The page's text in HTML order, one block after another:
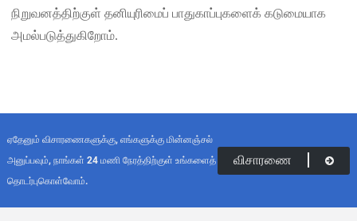
நிறுவனத்திற்குள் தனியுரிமைப் பாதுகாப்புகளைக் கடுமையாக
அமல்படுத்துகிறோம்.
ஏதேனும் விசாரணைகளுக்கு, எங்களுக்கு மின்னஞ்சல்
அனுப்பவும், நாங்கள் 24 மணி நேரத்திற்குள் உங்களைத்
தொடர்புகொள்வோம்.
விசாரணை